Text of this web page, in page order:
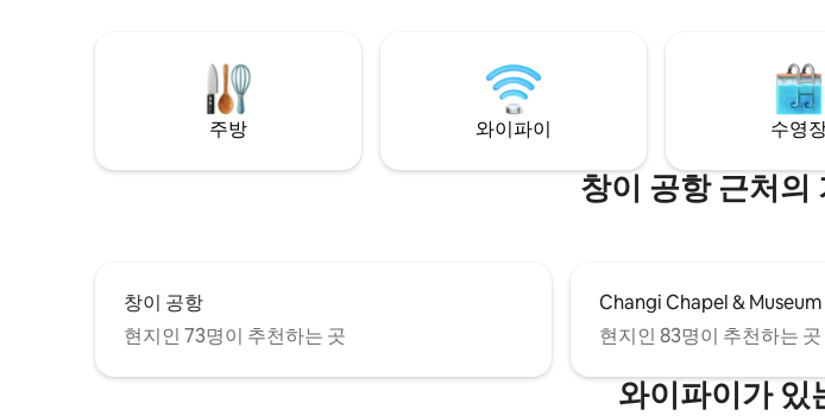
달콤한 놀라움이 숨어 있습니다. 두 분만을
위한 공간입니다. Short Escape은 항상 프
리미엄 숙박 경험을 제공합니다.
주방 와이파이 수영
창이 공항 근처의
창이 공항
현지인 73명이 추천하는 곳
Changi Chapel & Museum
현지인 83명이 추천하는 곳
와이파이가 있